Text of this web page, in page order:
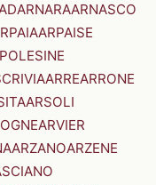
ARNARAARNASCO
ARPAISE
ARREARRONE
ARSOLI
ARVIER
ARZANOARZENE